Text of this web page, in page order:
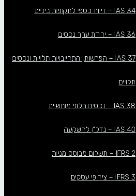
IAS 34 – דיווח כספי לתקופות ביניים
IAS 36 – ירידת ערך נכסים
IAS 37 – הפרשות, התחייבויות תלויות ונכסים
תלויים
IAS 38 – נכסים בלתי מוחשיים
IAS 40 – נדל”ן להשקעה
IFRS 2 – תשלום מבוסס מניות
IFRS 3 – צירופי עסקים